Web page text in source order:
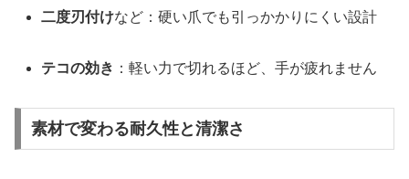
二度刃付けなど：硬い爪でも引っかかりにくい設計
テコの効き ：軽い力で切れるほど、手が疲れません
素材で変わる耐久性と清潔さ